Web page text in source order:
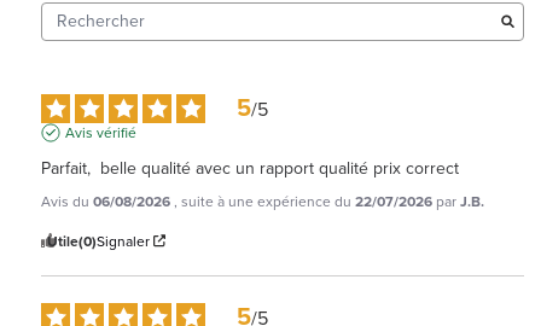
5/5
Avis vérifié
Parfait,  belle qualité avec un rapport qualité prix correct
Avis du 06/08/2026, suite à une expérience du 22/07/2026 parJ.B.
Utile(0)Signaler
5/5